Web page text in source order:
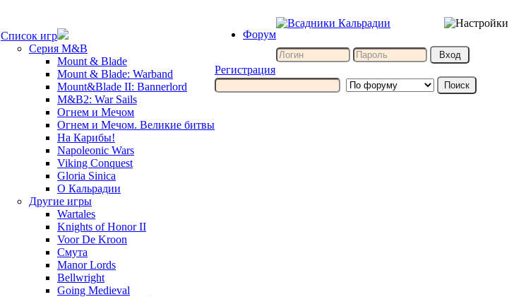
Список игр
Серия M&B
Mount & Blade
Mount & Blade: Warband
Mount&Blade II: Bannerlord
M&B2: War Sails
Огнем и Мечом
Огнем и Мечом. Великие битвы
На Карибы!
Napoleonic Wars
Viking Conquest
Gloria Sinica
О Кальрадии
Другие игры
Wartales
Knights of Honor II
Voor De Kroon
Смута
Manor Lords
Bellwright
Going Medieval
Форум
Регистрация